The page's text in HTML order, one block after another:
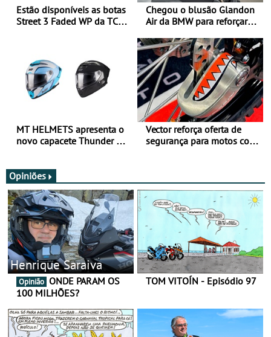
Estão disponíveis as botas
Street 3 Faded WP da TCX
Chegou o blusão Glandon
Air da BMW para reforçar
verão
MT HELMETS apresenta o
novo capacete Thunder 4 R
Vector reforça oferta de
segurança para motos com
Opiniões
Henrique Saraiva
Opinião
100 MILHÕES?
TOM VITOÍN - Episódio 97